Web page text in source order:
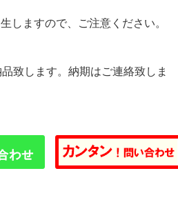
しますので、ご注意ください。
致します。納期はご連絡致しま